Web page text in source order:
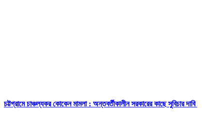
চট্টগ্রামে চাঞ্চল্যকর কোকেন মামলা : অন্তবর্তীকালীন সরকারের কাছে সুবিচার দাবি